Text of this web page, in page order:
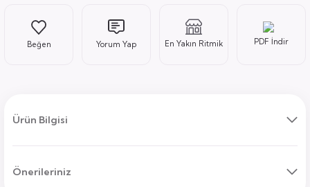
Yorum Yap En Yakın Ritmik PDF İndir
Ürün Bilgisi
Önerileriniz